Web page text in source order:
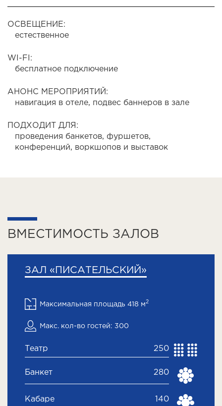
ОСВЕЩЕНИЕ:
естественное
WI-FI:
бесплатное подключение
АНОНС МЕРОПРИЯТИЙ:
навигация в отеле, подвес баннеров в зале
ПОДХОДИТ ДЛЯ:
проведения банкетов, фуршетов,
конференций, воркшопов и выставок
ВМЕСТИМОСТЬ ЗАЛОВ
ЗАЛ «ПИСАТЕЛЬСКИЙ»
Максимальная площадь 418 м2
Макс. кол-во гостей: 300
Театр 250
Банкет 280
Кабаре 140